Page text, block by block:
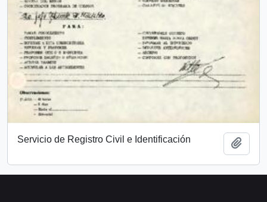
Servicio de Registro Civil e Identificación